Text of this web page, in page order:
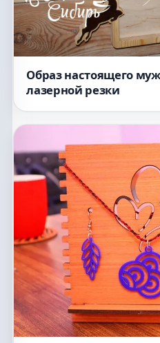
Образ настоящего
лазерной резки